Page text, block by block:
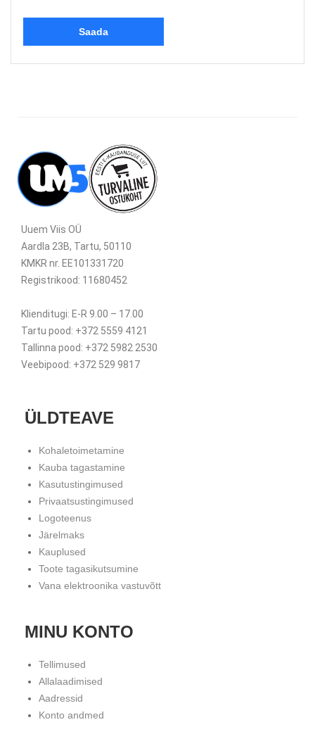
Uuem Viis OÜ
Aardla 23B, Tartu, 50110
KMKR nr. EE101331720
Registrikood: 11680452
Klienditugi: E-R 9.00 – 17.00
Tartu pood: +372 5559 4121
Tallinna pood: +372 5982 2530
Veebipood: +372 529 9817
ÜLDTEAVE
Kohaletoimetamine
Kauba tagastamine
Kasutustingimused
Privaatsustingimused
Logoteenus
Järelmaks
Kauplused
Toote tagasikutsumine
Vana elektroonika vastuvõtt
MINU KONTO
Tellimused
Allalaadimised
Aadressid
Konto andmed